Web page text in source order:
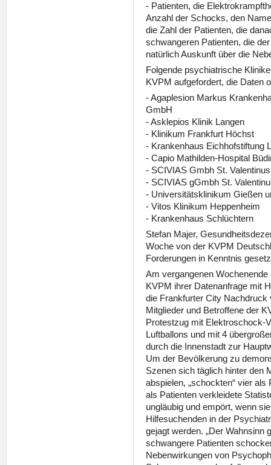
- Patienten, die
Anzahl der Schocks, den
die Zahl der Patienten, die
schwangeren Patienten, die
natürlich Auskunft über die
Folgende psychiatrische
KVPM aufgefordert, die Daten
- Agaplesion Markus
GmbH
- Asklepios Klinik Langen
- Klinikum Frankfurt Höchst
- Krankenhaus Eichhofstiftung
- Capio Mathilden-Hospital
- SCIVIAS Gmbh St.
- SCIVIAS gGmbh St.
- Universitätsklinikum Gießen
- Vitos Klinikum Heppenheim
- Krankenhaus Schlüchtern
Stefan Majer,
Woche von der KVPM
Forderungen in Kenntnis
Am vergangenen
KVPM ihrer Datenanfrage mit
die Frankfurter City
Mitglieder und Betroffene der
Protestzug mit Elektroschock-
Luftballons und mit 4
durch die Innenstadt zur
Um der Bevölkerung zu
Szenen sich täglich hinter den
abspielen, „schockten“ vier
als Patienten verkleidete
ungläubig und empört, wenn
Hilfesuchenden in der
gejagt werden. „Der
schwangere Patienten
Nebenwirkungen von